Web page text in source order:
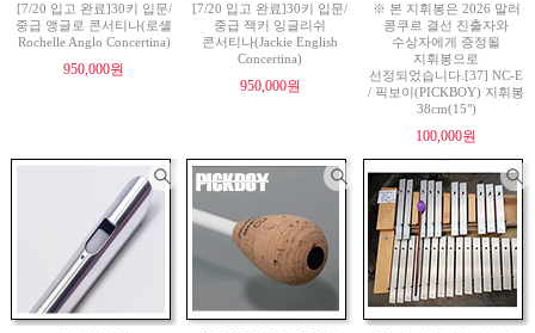
[7/20 입고 완료]30키 입문/
중급 앵글로 콘서티나(로셸
Rochelle Anglo Concertina)
950,000원
[7/20 입고 완료]30키 입문/
중급 잭키 잉글리쉬
콘서티나(Jackie English
Concertina)
950,000원
※ 본 지휘봉은 2026 말러
콩쿠르 결선 진출자와
수상자에게 증정될
지휘봉으로
선정되었습니다.[37] NC-E
/ 픽보이(PICKBOY) 지휘봉
38cm(15")
100,000원